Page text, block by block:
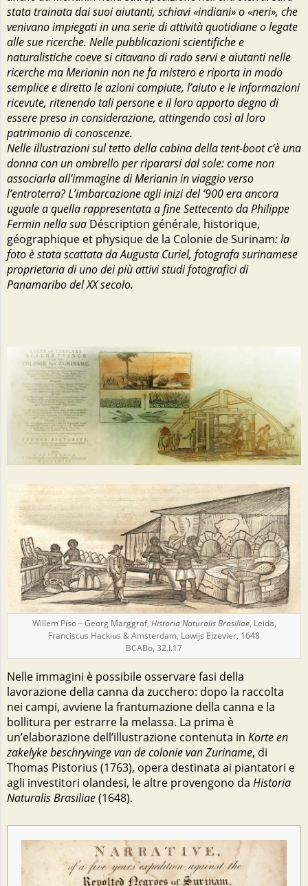
stata trainata dai suoi aiutanti, schiavi «indiani» o «neri», che
venivano impiegati in una serie di attività quotidiane o legate
alle sue ricerche. Nelle pubblicazioni scientifiche e
naturalistiche coeve si citavano di rado servi e aiutanti nelle
ricerche ma Merianin non ne fa mistero e riporta in modo
semplice e diretto le azioni compiute, l’aiuto e le informazioni
ricevute, ritenendo tali persone e il loro apporto degno di
essere preso in considerazione, attingendo così al loro
patrimonio di conoscenze.
Nelle illustrazioni sul tetto della cabina della tent-boot c’è una
donna con un ombrello per ripararsi dal sole: come non
associarla all’immagine di Merianin in viaggio verso
l’entroterra? L’imbarcazione agli inizi del ‘900 era ancora
uguale a quella rappresentata a fine Settecento da Philippe
Fermin nella sua Déscription générale, historique,
géographique et physique de la Colonie de Surinam: la
foto è stata scattata da Augusta Curiel, fotografa surinamese
proprietaria di uno dei più attivi studi fotografici di
Panamaribo del XX secolo.
Willem Piso – Georg Marggraf, Historia Naturalis Brasiliae, Leida,
Franciscus Hackius & Amsterdam, Lowijs Elzevier, 1648
BCABo, 32.I.17
Nelle immagini è possibile osservare fasi della
lavorazione della canna da zucchero: dopo la raccolta
nei campi, avviene la frantumazione della canna e la
bollitura per estrarre la melassa. La prima è
un’elaborazione dell’illustrazione contenuta in Korte en
zakelyke beschryvinge van de colonie van Zuriname, di
Thomas Pistorius (1763), opera destinata ai piantatori e
agli investitori olandesi, le altre provengono da Historia
Naturalis Brasiliae(1648).